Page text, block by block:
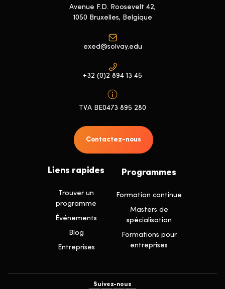
Liens rapides
Trouver un
programme
Événements
Blog
Entreprises
Programmes
Formation continue
Masters de
spécialisation
Formations pour
entreprises
Avenue F.D. Roosevelt 42,
1050 Bruxelles, Belgique
exed@solvay.edu
+32 (0)2 894 13 45
TVA BE0473 895 280
Contactez-nous
Suivez-nous